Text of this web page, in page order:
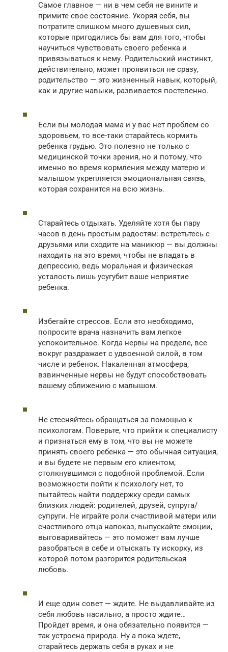
Самое главное — ни в чем себя не вините и
примите свое состояние. Укоряя себя, вы
потратите слишком много душевных сил,
которые пригодились бы вам для того, чтобы
научиться чувствовать своего ребенка и
привязываться к нему. Родительский инстинкт,
действительно, может проявиться не сразу,
родительство — это жизненный навык, который,
как и другие навыки, развивается постепенно.
Если вы молодая мама и у вас нет проблем со
здоровьем, то все-таки старайтесь кормить
ребенка грудью. Это полезно не только с
медицинской точки зрения, но и потому, что
именно во время кормления между матерю и
малышом укрепляется эмоциональная связь,
которая сохранится на всю жизнь.
Старайтесь отдыхать. Уделяйте хотя бы пару
часов в день простым радостям: встретьтесь с
друзьями или сходите на маникюр — вы должны
находить на это время, чтобы не впадать в
депрессию, ведь моральная и физическая
усталость лишь усугубит ваше неприятие
ребенка.
Избегайте стрессов. Если это необходимо,
попросите врача назначить вам легкое
успокоительное. Когда нервы на пределе, все
вокруг раздражает с удвоенной силой, в том
числе и ребенок. Накаленная атмосфера,
взвинченные нервы не будут способствовать
вашему сближению с малышом.
Не стесняйтесь обращаться за помощью к
психологам. Поверьте, что прийти к специалисту
и признаться ему в том, что вы не можете
принять своего ребенка — это обычная ситуация,
и вы будете не первым его клиентом,
столкнувшимся с подобной проблемой. Если
возможности пойти к психологу нет, то
пытайтесь найти поддержку среди самых
близких людей: родителей, друзей, супруга/
супруги. Не играйте роли счастливой матери или
счастливого отца напоказ, выпускайте эмоции,
выговаривайтесь — это поможет вам лучше
разобраться в себе и отыскать ту искорку, из
которой потом разгорится родительская
любовь.
И еще один совет — ждите. Не выдавливайте из
себя любовь насильно, а просто ждите…
Пройдет время, и она обязательно появится —
так устроена природа. Ну а пока ждете,
старайтесь держать себя в руках и не